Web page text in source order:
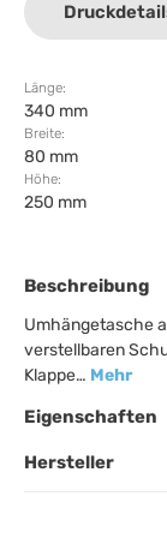
Länge:
340 mm
Breite:
80 mm
Höhe:
250 mm
Beschreibung
Umhängetasche
verstellbaren
Klappe… Mehr
Eigenschaften
Hersteller